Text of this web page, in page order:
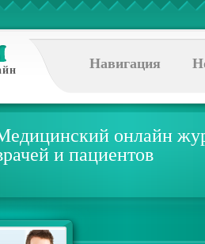
Навигация
онлайн
и пациентов